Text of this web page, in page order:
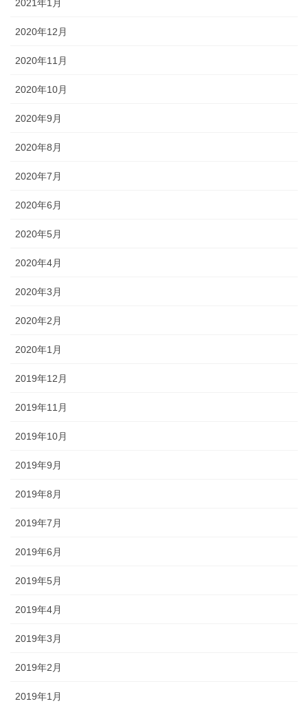
2021年1月
2020年12月
2020年11月
2020年10月
2020年9月
2020年8月
2020年7月
2020年6月
2020年5月
2020年4月
2020年3月
2020年2月
2020年1月
2019年12月
2019年11月
2019年10月
2019年9月
2019年8月
2019年7月
2019年6月
2019年5月
2019年4月
2019年3月
2019年2月
2019年1月